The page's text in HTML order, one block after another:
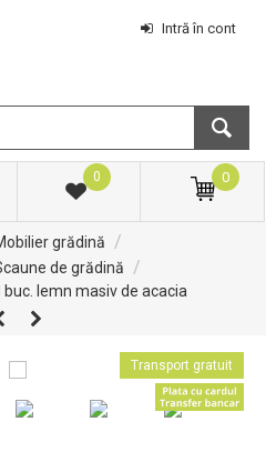
Intră în cont
0 0
grădină /
de grădină /
lemn masiv de acacia
Transport gratuit